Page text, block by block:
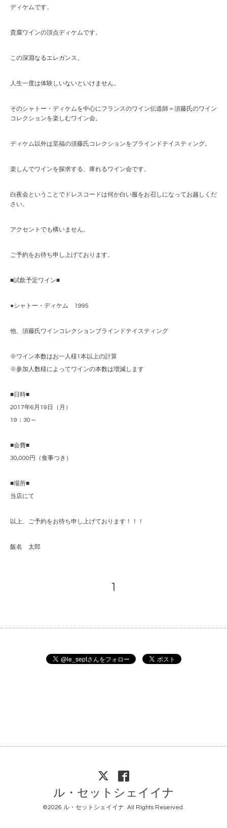
ディケムです。
貴腐ワインの頂点ディケムです。
この深淵なるエレガンス。
人生一度は体験しいないといけません。
そのシャトー・ディケムを中心にフランスのワイン伝道師＝須藤氏のワイン
コレクションを楽しむワイン会。
ディケム以外は至福の須藤氏コレクションをブラインドテイスティング。
楽しんでワインを探求する、痺れるワイン会です。
白夜会ということでドレスコードは何か白い服をお召しになってお越しくだ
さい。
アクセントでも構いません。
ご予約をお待ち申し上げております。
■試飲予定ワイン■
●シャトー・ディケム 1995
他、須藤氏ワインコレクションブラインドテイスティング
※ワイン本数はお一人様1本以上の計算
※参加人数様によってワインの本数は増減します
■日時■
2017年6月19日（月）
19：30～
■会費■
30,000円（食事つき）
■場所■
当店にて
以上、ご予約をお待ち申し上げております！！！
飯名 太郎
1
ル・セットシェイイナ
©2026 ル・セットシェイイナ. All Rights Reserved.